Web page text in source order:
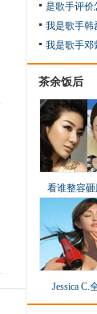
是歌手评价
我是歌手韩
我是歌手邓
茶余饭后
看谁整容
Jessica C.